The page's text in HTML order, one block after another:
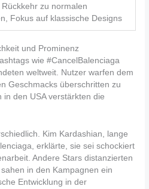
Rückkehr zu normalen
Fokus auf klassische Designs
und Prominenz
wie #CancelBalenciaga
weltweit. Nutzer warfen dem
Geschmacks überschritten zu
in den USA verstärkten die
Kim Kardashian, lange
erklärte, sie sei schockiert
Andere Stars distanzierten
in den Kampagnen ein
Entwicklung in der